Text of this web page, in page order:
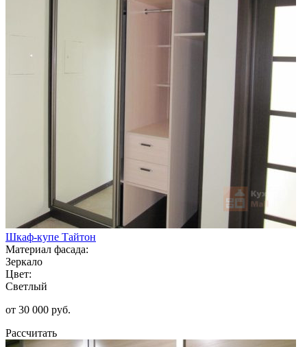
Шкаф-купе Тайтон
Материал фасада:
Зеркало
Цвет:
Светлый
от 30 000 руб.
Рассчитать